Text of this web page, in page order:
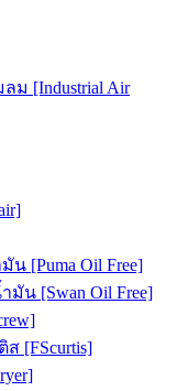
[Industrial Air
[Puma Oil Free]
น [Swan Oil Free]
[FScurtis]